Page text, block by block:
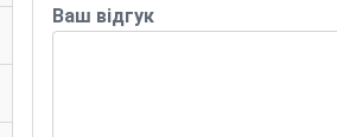
Ваш відгук